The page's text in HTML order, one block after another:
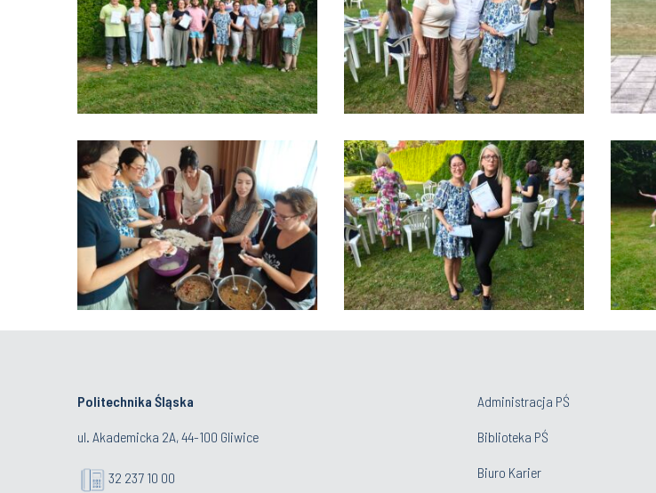
Politechnika Śląska
ul. Akademicka 2A, 44-100 Gliwice
32 237 10 00
Administracja PŚ
Biblioteka PŚ
Biuro Karier